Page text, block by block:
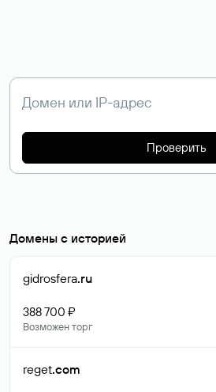
Проверить
Домены с историей
gidrosfera.ru
388 700 ₽
Возможен торг
reget.com